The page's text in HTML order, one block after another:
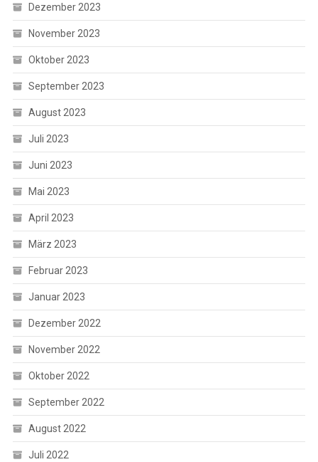
Dezember 2023
November 2023
Oktober 2023
September 2023
August 2023
Juli 2023
Juni 2023
Mai 2023
April 2023
März 2023
Februar 2023
Januar 2023
Dezember 2022
November 2022
Oktober 2022
September 2022
August 2022
Juli 2022